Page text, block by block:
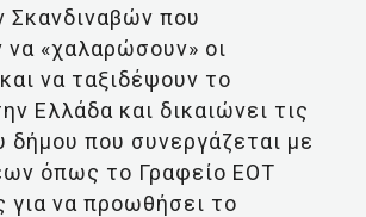
Σκανδιναβών που
να «χαλαρώσουν» οι
να ταξιδέψουν το
Ελλάδα και δικαιώνει τις
δήμου που συνεργάζεται με
όπως το Γραφείο ΕΟΤ
για να προωθήσει το